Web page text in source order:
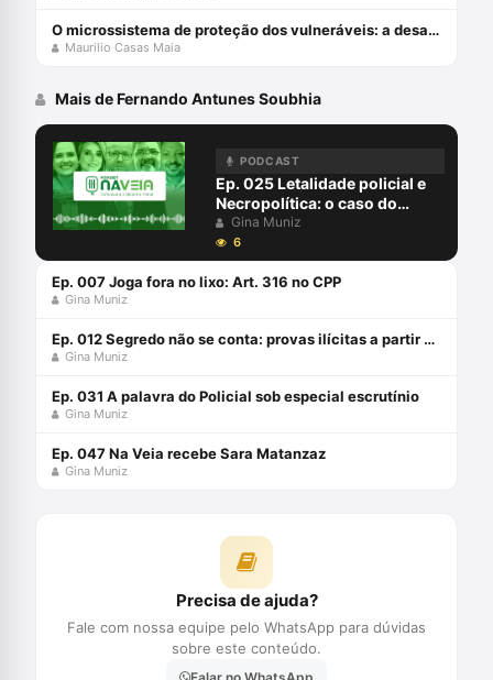
O microssistema de proteção dos vulneráveis: a desafiante missão do STJ
Maurilio Casas Maia
Mais de Fernando Antunes Soubhia
PODCAST
Ep. 025 Letalidade policial e
Necropolítica: o caso do
Guarujá
Gina Muniz
6
Ep. 007 Joga fora no lixo: Art. 316 no CPP
Gina Muniz
Ep. 012 Segredo não se conta: provas ilícitas a partir da violação de sigilo
Gina Muniz
Ep. 031 A palavra do Policial sob especial escrutínio
Gina Muniz
Ep. 047 Na Veia recebe Sara Matanzaz
Gina Muniz
Precisa de ajuda?
Fale com nossa equipe pelo WhatsApp para dúvidas
sobre este conteúdo.